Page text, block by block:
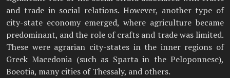
and trade in social relations. However, another type of
city-state economy emerged, where agriculture became
predominant, and the role of crafts and trade was limited.
These were agrarian city-states in the inner regions of
Greek Macedonia (such as Sparta in the Peloponnese),
Boeotia, many cities of Thessaly, and others.